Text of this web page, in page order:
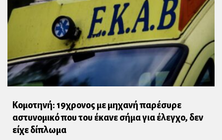
Κομοτηνή: 19χρονος με μηχανή παρέσυρε
αστυνομικό που του έκανε σήμα για έλεγχο, δεν
είχε δίπλωμα